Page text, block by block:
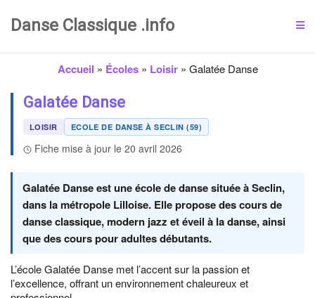
Danse Classique .info
Accueil » Écoles» Loisir» Galatée Danse
Galatée Danse
LOISIR ECOLE DE DANSE À SECLIN (59)
Fiche mise à jour le 20 avril 2026
Galatée Danse est une école de danse située à Seclin,
dans la métropole Lilloise. Elle propose des cours de
danse classique, modern jazz et éveil à la danse, ainsi
que des cours pour adultes débutants.
L’école Galatée Danse met l’accent sur la passion et
l’excellence, offrant un environnement chaleureux et